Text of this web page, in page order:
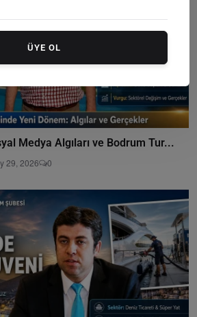
Medya Algıları ve Bodrum Tur...
29, 2026 0
ÜYE OL